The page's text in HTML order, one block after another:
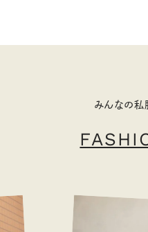
みんなの私